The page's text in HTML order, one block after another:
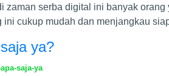
serba digital ini banyak
cukup mudah dan menjangkau
ya?
saja-ya